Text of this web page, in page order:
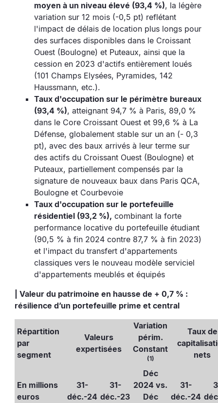
moyen à un niveau élevé (93,4 %), la légère
variation sur 12 mois (-0,5 pt) reflétant
l'impact de délais de location plus longs pour
des surfaces disponibles dans le Croissant
Ouest (Boulogne) et Puteaux, ainsi que la
cession en 2023 d'actifs entièrement loués
(101 Champs Elysées, Pyramides, 142
Haussmann, etc.).
Taux d'occupation sur le périmètre bureaux
(93,4 %), atteignant 94,7 % à Paris, 89,0 %
dans le Core Croissant Ouest et 99,6 % à La
Défense, globalement stable sur un an (- 0,3
pt), avec des baux arrivés à leur terme sur
des actifs du Croissant Ouest (Boulogne) et
Puteaux, partiellement compensés par la
signature de nouveaux baux dans Paris QCA,
Boulogne et Courbevoie
Taux d'occupation sur le portefeuille
résidentiel (93,2 %), combinant la forte
performance locative du portefeuille étudiant
(90,5 % à fin 2024 contre 87,7 % à fin 2023)
et l'impact du transfert d'appartements
classiques vers le nouveau modèle serviciel
d'appartements meublés et équipés
| Valeur du patrimoine en hausse de + 0,7 % :
résilience d’un portefeuille prime et central
Répartition
par
segment
Valeurs
expertisées
Variation
périm.
Constant
(1)
Taux de
nets
En millions
euros
31-
déc.-24
31-
déc.-23
Déc
2024 vs.
Déc
31-
déc.-24